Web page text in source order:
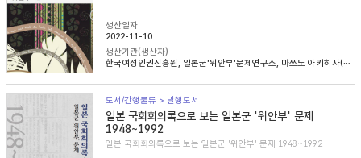
생산일자
2022-11-10
생산기관(생산자)
한국여성인권진흥원, 일본군'위안부'문제연구소, 마쓰노 아키히사(松野明久), 이승희
도서/간행물류 > 발행도서
일본 국회회의록으로 보는 일본군 '위안부' 문제
1948~1992
일본 국회회의록으로 보는 일본군 '위안부' 문제 1948~1992